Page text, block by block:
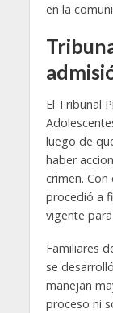
en la
El Tribunal
luego de
haber
crimen.
procedió a
vigente
Familiares
se
manejan
proceso ni